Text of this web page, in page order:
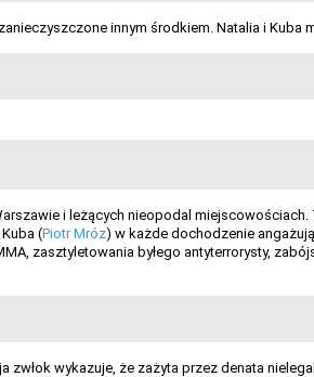
innym środkiem. Natalia i
i leżących nieopodal miejscowościach.
(Piotr Mróz) w każde dochodzenie
zasztyletowania byłego antyterrorysty,
wykazuje, że zażyta przez denata